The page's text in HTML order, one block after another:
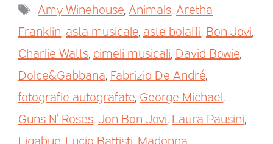
Amy Winehouse, Animals, Aretha
Franklin, asta musicale, aste bolaffi, Bon Jovi,
Charlie Watts, cimeli musicali, David Bowie,
Dolce&Gabbana, Fabrizio De André,
fotografie autografate, George Michael,
Guns N’ Roses,Jon Bon Jovi, Laura Pausini,
Ligabue, Lucio Battisti, Madonna,